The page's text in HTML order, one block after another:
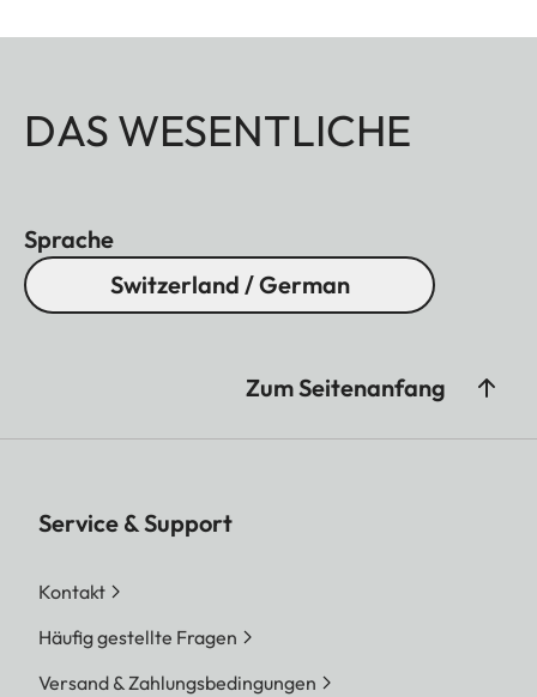
DAS WESENTLICHE
Sprache
Switzerland / German
Zum Seitenanfang
Service & Support
Kontakt
Häufig gestellte Fragen
Versand & Zahlungsbedingungen